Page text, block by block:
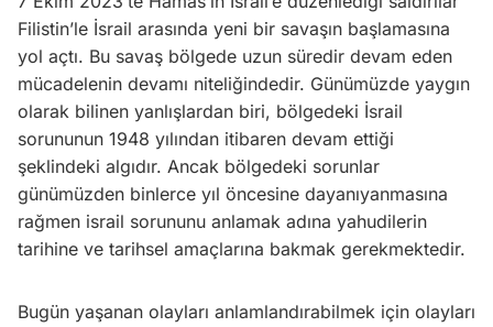
Filistin’le İsrail arasında yeni bir savaşın başlamasına
yol açtı. Bu savaş bölgede uzun süredir devam eden
mücadelenin devamı niteliğindedir. Günümüzde yaygın
olarak bilinen yanlışlardan biri, bölgedeki İsrail
sorununun 1948 yılından itibaren devam ettiği
şeklindeki algıdır. Ancak bölgedeki sorunlar
günümüzden binlerce yıl öncesine dayanıyanmasına
rağmen israil sorununu anlamak adına yahudilerin
tarihine ve tarihsel amaçlarına bakmak gerekmektedir.
Bugün yaşanan olayları anlamlandırabilmek için olayları